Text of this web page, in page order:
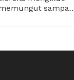
sampah
sarana mengajak
Setiap peserta
berjalan sehat,